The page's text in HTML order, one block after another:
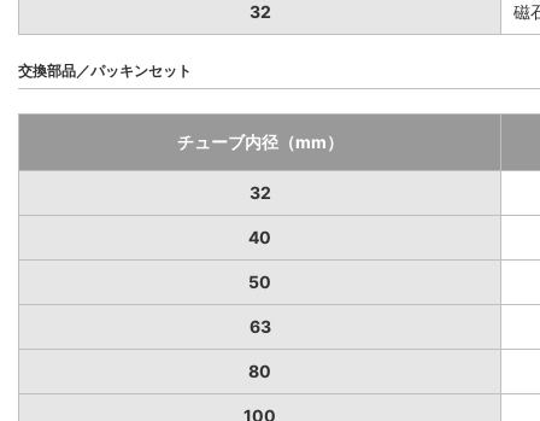
32 磁
交換部品／パッキンセット
チューブ内径（mm）
32
40
50
63
80
100